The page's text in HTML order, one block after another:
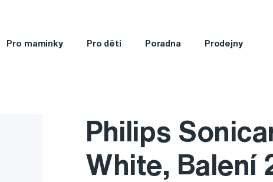
Pro maminky Pro děti Poradna Prodejny
Philips
White, Balení